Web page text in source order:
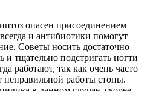
опасен присоединением
и антибиотики помогут –
Советы носить достаточно
тщательно подстригать ногти
работают, так как очень часто
неправильной работы стопы.